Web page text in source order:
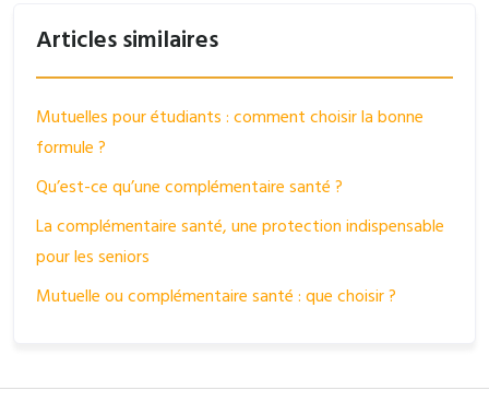
Articles similaires
Mutuelles pour étudiants : comment choisir la bonne
formule ?
Qu’est-ce qu’une complémentaire santé ?
La complémentaire santé, une protection indispensable
pour les seniors
Mutuelle ou complémentaire santé : que choisir ?